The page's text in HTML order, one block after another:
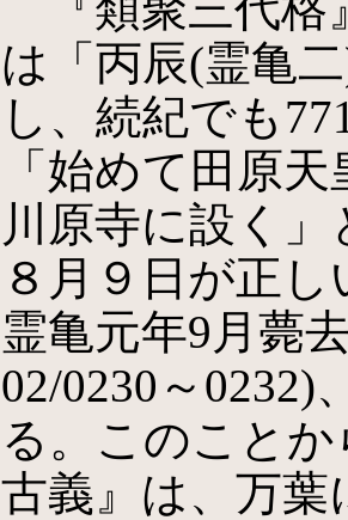
は「丙辰(霊亀
し、続紀でも
「始めて田原
川原寺に設く
８月９日が正
霊亀元年9月薨
02/0230～0232)
る。このこと
古義』は、万葉